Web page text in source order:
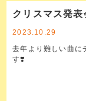
クリスマス発表
2023.10.29
去年より難しい曲に
す❣️